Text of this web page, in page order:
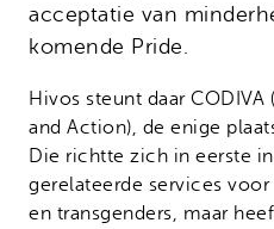
acceptatie van
komende Pride.
Hivos steunt daar
and Action), de enige
Die richtte zich in eerste
gerelateerde services
en transgenders, maar